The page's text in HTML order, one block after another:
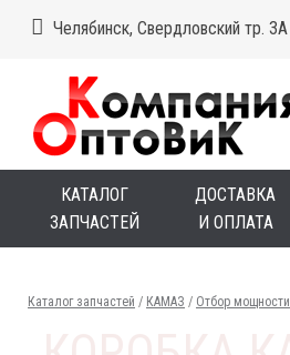
Челябинск, Свердловский тр. 3А
КАТАЛОГ
ЗАПЧАСТЕЙ
ДОСТАВКА
И ОПЛАТА
Каталог запчастей / КАМАЗ / Отбор мощности